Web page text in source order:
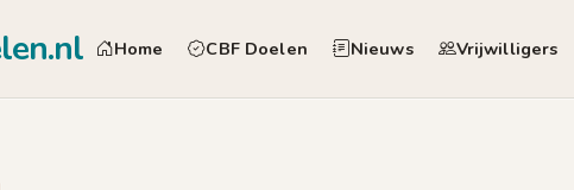
Home CBF Doelen Nieuws Vrijwilligers